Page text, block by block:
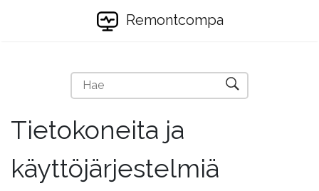
Remontcompa
Tietokoneita ja
käyttöjärjestelmiä